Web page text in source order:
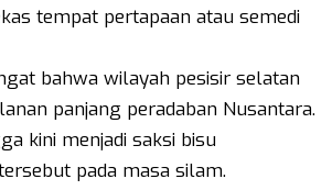
tempat pertapaan atau semedi
bahwa wilayah pesisir selatan
panjang peradaban Nusantara.
kini menjadi saksi bisu
pada masa silam.